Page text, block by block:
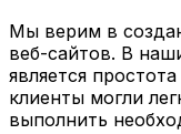
Мы верим в
веб-сайтов. В
является
клиенты могли
выполнить